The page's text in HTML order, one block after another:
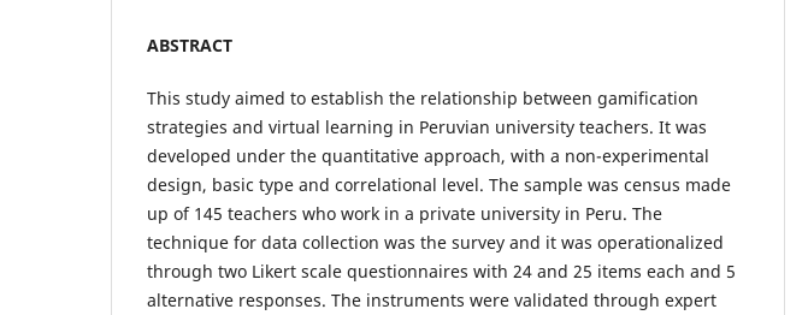
ABSTRACT
This study aimed to establish the relationship between gamification
strategies and virtual learning in Peruvian university teachers. It was
developed under the quantitative approach, with a non-experimental
design, basic type and correlational level. The sample was census made
up of 145 teachers who work in a private university in Peru. The
technique for data collection was the survey and it was operationalized
through two Likert scale questionnaires with 24 and 25 items each and 5
alternative responses. The instruments were validated through expert